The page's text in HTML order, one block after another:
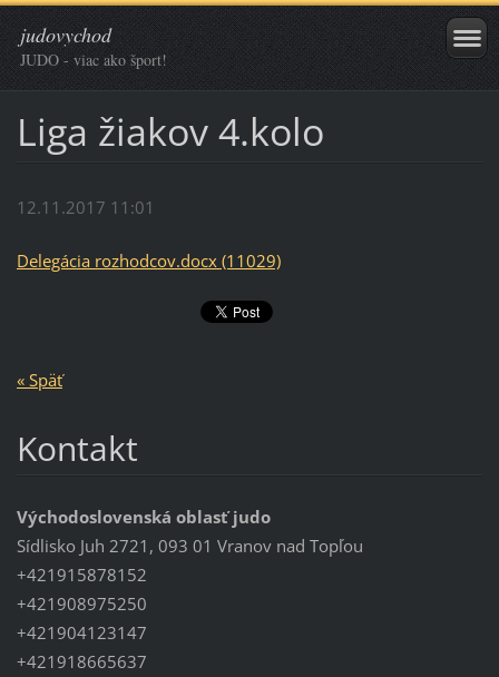
judovychod
JUDO - viac ako šport!
Liga žiakov 4.kolo
12.11.2017 11:01
Delegácia rozhodcov.docx (11029)
« Späť
Kontakt
Východoslovenská oblasť judo
Sídlisko Juh 2721, 093 01 Vranov nad Topľou
+421915878152
+421908975250
+421904123147
+421918665637